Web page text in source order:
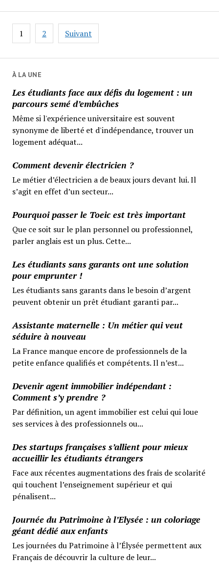
À LA UNE
Les étudiants face aux défis du logement : un
parcours semé d’embûches
Même si l'expérience universitaire est souvent
synonyme de liberté et d'indépendance, trouver un
logement adéquat...
Comment devenir électricien ?
Le métier d’électricien a de beaux jours devant lui. Il
s’agit en effet d’un secteur...
Pourquoi passer le Toeic est très important
Que ce soit sur le plan personnel ou professionnel,
parler anglais est un plus. Cette...
Les étudiants sans garants ont une solution
pour emprunter !
Les étudiants sans garants dans le besoin d’argent
peuvent obtenir un prêt étudiant garanti par...
Assistante maternelle : Un métier qui veut
séduire à nouveau
La France manque encore de professionnels de la
petite enfance qualifiés et compétents. Il n’est...
Devenir agent immobilier indépendant :
Comment s’y prendre ?
Par définition, un agent immobilier est celui qui loue
ses services à des professionnels ou...
Des startups françaises s’allient pour mieux
accueillir les étudiants étrangers
Face aux récentes augmentations des frais de scolarité
qui touchent l’enseignement supérieur et qui
pénalisent...
Journée du Patrimoine à l’Elysée : un coloriage
géant dédié aux enfants
Les journées du Patrimoine à l’Élysée permettent aux
Français de découvrir la culture de leur...
Pagination
des
1 2 Suivant